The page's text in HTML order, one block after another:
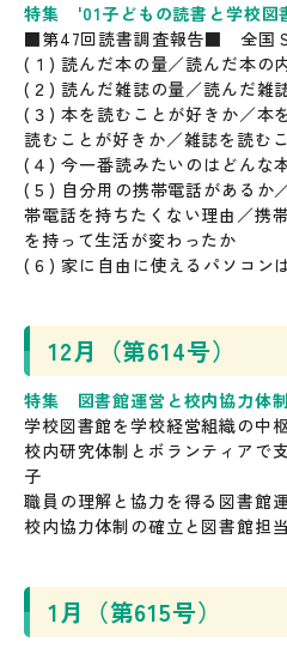
特集 '01子どもの読書と学校図
■第47回読書調査報告■ 全国
(１) 読んだ本の量／読んだ本の
(２) 読んだ雑誌の量／読んだ雑
(３) 本を読むことが好きか／本
読むことが好きか／雑誌を読む
(４) 今一番読みたいのはどんな
(５) 自分用の携帯電話があるか
帯電話を持ちたくない理由／携
を持って生活が変わったか
(６) 家に自由に使えるパソコン
12月（第614号）
特集 図書館運営と校内協力体
学校図書館を学校経営組織の
校内研究体制とボランティア
子
職員の理解と協力を得る図書
校内協力体制の確立と図書館
1月（第615号）